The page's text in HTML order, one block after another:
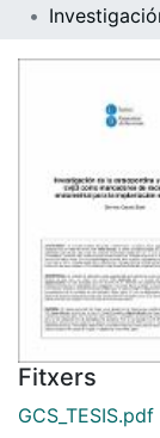
Fitxers
GCS_TESIS.pdf